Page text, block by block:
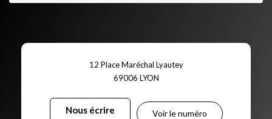
12 Place Maréchal Lyautey
69006 LYON
Nous écrire Voir le numéro